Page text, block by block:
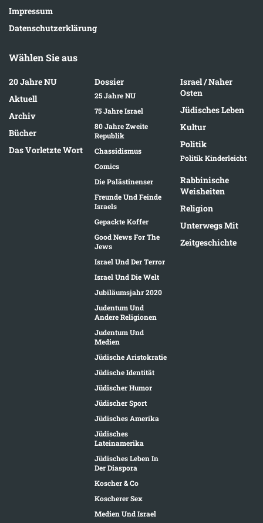
Impressum
Datenschutzerklärung
Wählen Sie aus
20 Jahre NU
Aktuell
Archiv
Bücher
Das Vorletzte Wort
Dossier
25 Jahre NU
75 Jahre Israel
80 Jahre Zweite
Republik
Chassidismus
Comics
Die Palästinenser
Freunde Und Feinde
Israels
Gepackte Koffer
Good News For The
Jews
Israel Und Der Terror
Israel Und Die Welt
Jubiläumsjahr 2020
Judentum Und
Andere Religionen
Judentum Und
Medien
Jüdische Aristokratie
Jüdische Identität
Jüdischer Humor
Jüdischer Sport
Jüdisches Amerika
Jüdisches
Lateinamerika
Jüdisches Leben In
Der Diaspora
Koscher & Co
Koscherer Sex
Medien Und Israel
Israel / Naher
Osten
Jüdisches Leben
Kultur
Politik
Politik Kinderleicht
Rabbinische
Weisheiten
Religion
Unterwegs Mit
Zeitgeschichte